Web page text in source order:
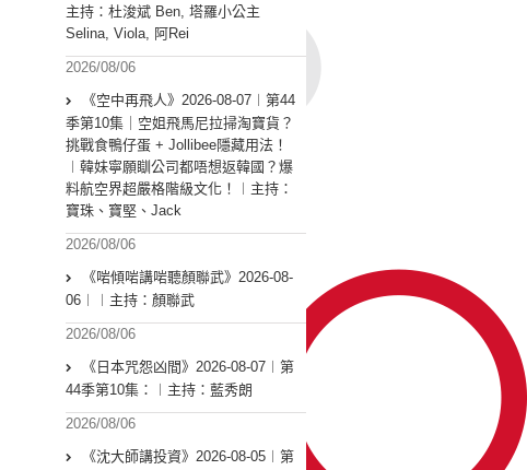
主持：杜浚斌 Ben, 塔羅小公主
Selina, Viola, 阿Rei
2026/08/06
《空中再飛人》2026-08-07︱第44
季第10集｜空姐飛馬尼拉掃淘寶貨？
挑戰食鴨仔蛋 + Jollibee隱藏用法！
︱韓妹寧願瞓公司都唔想返韓國？爆
料航空界超嚴格階級文化！︱主持：
寶珠、寶堅、Jack
2026/08/06
《啱傾啱講啱聽顏聯武》2026-08-
06︱︱主持：顏聯武
2026/08/06
《日本咒怨凶間》2026-08-07︱第
44季第10集：︱主持：藍秀朗
2026/08/06
《沈大師講投資》2026-08-05︱第